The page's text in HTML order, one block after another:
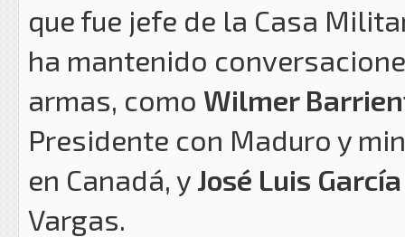
que fue jefe de la Casa
ha mantenido
armas, como Wilmer
Presidente con Maduro y
en Canadá, y José Luis
Vargas.